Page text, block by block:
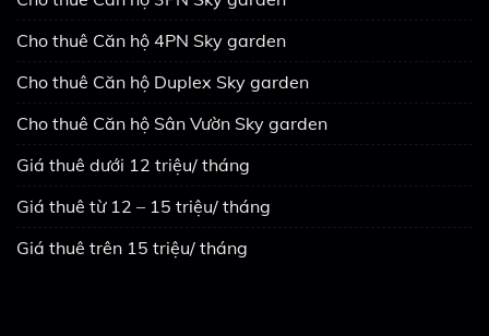
Cho thuê Căn hộ 4PN Sky garden
Cho thuê Căn hộ Duplex Sky garden
Cho thuê Căn hộ Sân Vườn Sky garden
Giá thuê dưới 12 triệu/ tháng
Giá thuê từ 12 – 15 triệu/ tháng
Giá thuê trên 15 triệu/ tháng